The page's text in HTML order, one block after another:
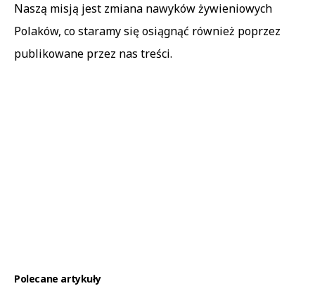
Naszą misją jest zmiana nawyków żywieniowych
Polaków, co staramy się osiągnąć również poprzez
publikowane przez nas treści.
Polecane artykuły